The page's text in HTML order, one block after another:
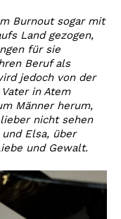
Burnout sogar mit
Land gezogen,
für sie
Beruf als
jedoch von der
in Atem
Männer herum,
nicht sehen
Elsa, über
und Gewalt.